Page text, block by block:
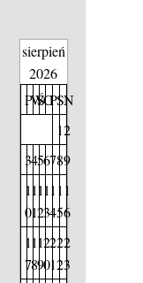
sierpień
2026
PW
ŚCPSN
12
3456789
1
0
1
1
1
2
1
3
1
4
1
5
1
6
1
7
1
8
1
9
2
0
2
1
2
2
2
3